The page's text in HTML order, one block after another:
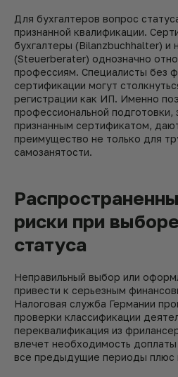
Для бухгалтеров вопрос
признанной квалификации.
бухгалтеры (Bilanzbuchhalter) и
(Steuerberater) однозначно
профессиям. Специалисты без
сертификации могут
регистрации как ИП. Именно
профессиональной
признанным сертификатом,
преимущество не только для
самозанятости.
риски при
статуса
Неправильный выбор или
привести к серьезным
Налоговая служба Германии
проверки классификации
переквалификация из
влечет необходимость
все предыдущие периоды плюс